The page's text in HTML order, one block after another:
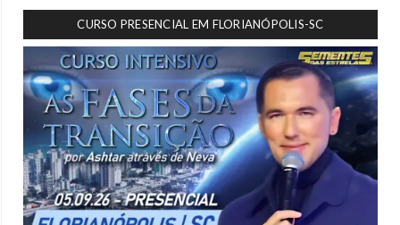
CURSO PRESENCIAL EM FLORIANÓPOLIS-SC